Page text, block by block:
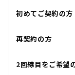
初めてご契約の方
再契約の方
2回線目をご希望